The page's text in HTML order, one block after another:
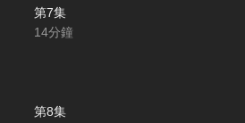
第7集
14分鐘
第8集